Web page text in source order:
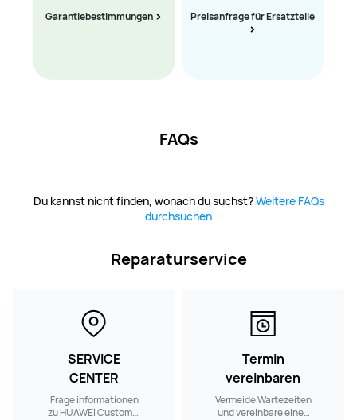
Garantiebestimmungen Preisanfrage für Ersatzteile
FAQs
Du kannst nicht finden, wonach du suchst?Weitere FAQs
durchsuchen
Reparaturservice
SERVICE
CENTER
Frage informationen
zu HUAWEI Customer
Termin
vereinbaren
Vermeide Wartezeiten
und vereinbare einen